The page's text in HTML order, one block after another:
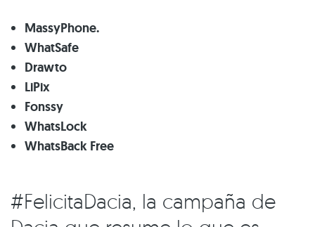
MassyPhone.
WhatSafe
Drawto
LiPix
Fonssy
WhatsLock
WhatsBack Free
#FelicitaDacia, la campaña de